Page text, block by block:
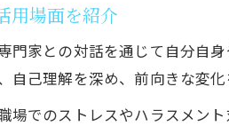
用場面を紹介
門家との対話を通じて自分自
自己理解を深め、前向きな変
場でのストレスやハラスメン